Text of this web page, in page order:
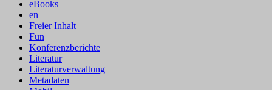
eBooks
en
Freier Inhalt
Fun
Konferenzberichte
Literatur
Literaturverwaltung
Metadaten